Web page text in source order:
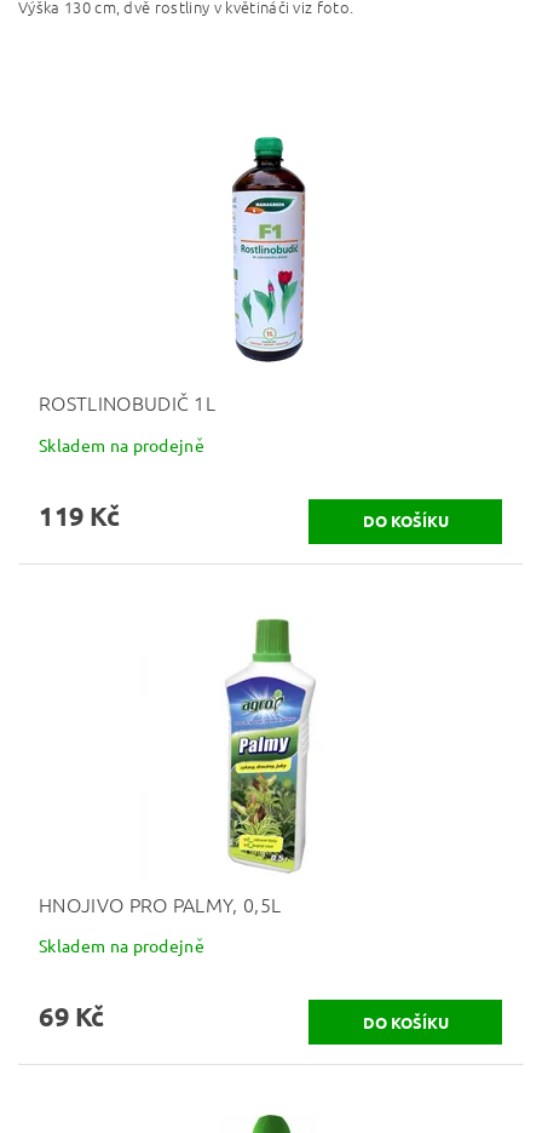
Výška 130 cm, dvě rostliny v květináči viz foto.
ROSTLINOBUDIČ 1L
Skladem na prodejně
119 Kč
HNOJIVO PRO PALMY, 0,5L
Skladem na prodejně
69 Kč